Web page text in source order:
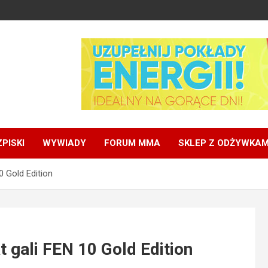
WYWIADY FORUM MMA SKLEP Z
Gold Edition
FEN 10 Gold Edition